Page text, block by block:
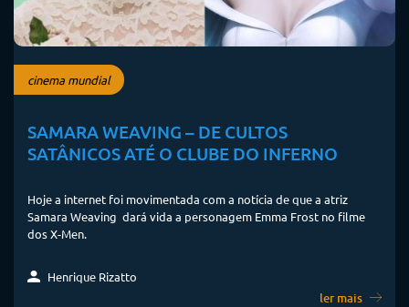
cinema mundial
SAMARA WEAVING – DE CULTOS
SATÂNICOS ATÉ O CLUBE DO INFERNO
Hoje a internet foi movimentada com a notícia de que a atriz
Samara Weaving dará vida a personagem Emma Frost no filme
dos X-Men.
Henrique Rizatto
ler mais